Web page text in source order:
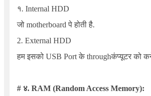
१. Internal HDD
जो motherboard पे होती है.
2. External HDD
हम इसको USB Port के throughकंप्यूटर को
# ४. RAM(Random Access Memory):